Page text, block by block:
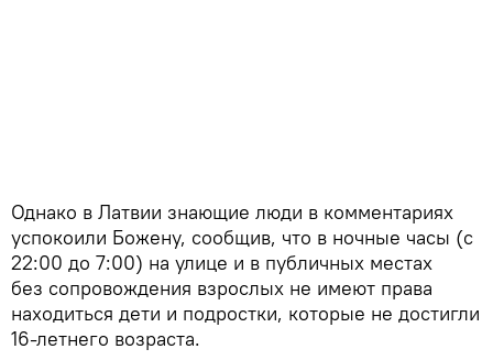
Однако в Латвии знающие люди в комментариях
успокоили Божену, сообщив, что в ночные часы (с
22:00 до 7:00) на улице и в публичных местах
без сопровождения взрослых не имеют права
находиться дети и подростки, которые не достигли
16-летнего возраста.